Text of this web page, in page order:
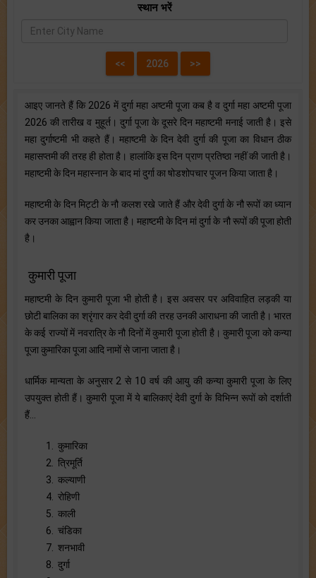
स्थान भरें
आइए जानते हैं कि 2026 में दुर्गा महा अष्टमी पूजा कब है व दुर्गा महा अष्टमी पूजा
2026 की तारीख व मुहूर्त। दुर्गा पूजा के दूसरे दिन महाष्टमी मनाई जाती है। इसे
महा दुर्गाष्टमी भी कहते हैं। महाष्टमी के दिन देवी दुर्गा की पूजा का विधान ठीक
महासप्तमी की तरह ही होता है। हालांकि इस दिन प्राण प्रतिष्ठा नहीं की जाती है।
महाष्टमी के दिन महास्नान के बाद मां दुर्गा का षोडशोपचार पूजन किया जाता है।
महाष्टमी के दिन मिट्टी के नौ कलश रखे जाते हैं और देवी दुर्गा के नौ रूपों का ध्यान
कर उनका आह्वान किया जाता है। महाष्टमी के दिन मां दुर्गा के नौ रूपों की पूजा होती
है।
कुमारी पूजा
महाष्टमी के दिन कुमारी पूजा भी होती है। इस अवसर पर अविवाहित लड़की या
छोटी बालिका का श्रृंगार कर देवी दुर्गा की तरह उनकी आराधना की जाती है। भारत
के कई राज्यों में नवरात्रि के नौ दिनों में कुमारी पूजा होती है। कुमारी पूजा को कन्या
पूजा कुमारिका पूजा आदि नामों से जाना जाता है।
धार्मिक मान्यता के अनुसार 2 से 10 वर्ष की आयु की कन्या कुमारी पूजा के लिए
उपयुक्त होती हैं। कुमारी पूजा में ये बालिकाएं देवी दुर्गा के विभिन्न रूपों को दर्शाती
हैं…
1. कुमारिका
2. त्रिमूर्ति
3. कल्याणी
4. रोहिणी
5. काली
6. चंडिका
7. शनभावी
8. दुर्गा